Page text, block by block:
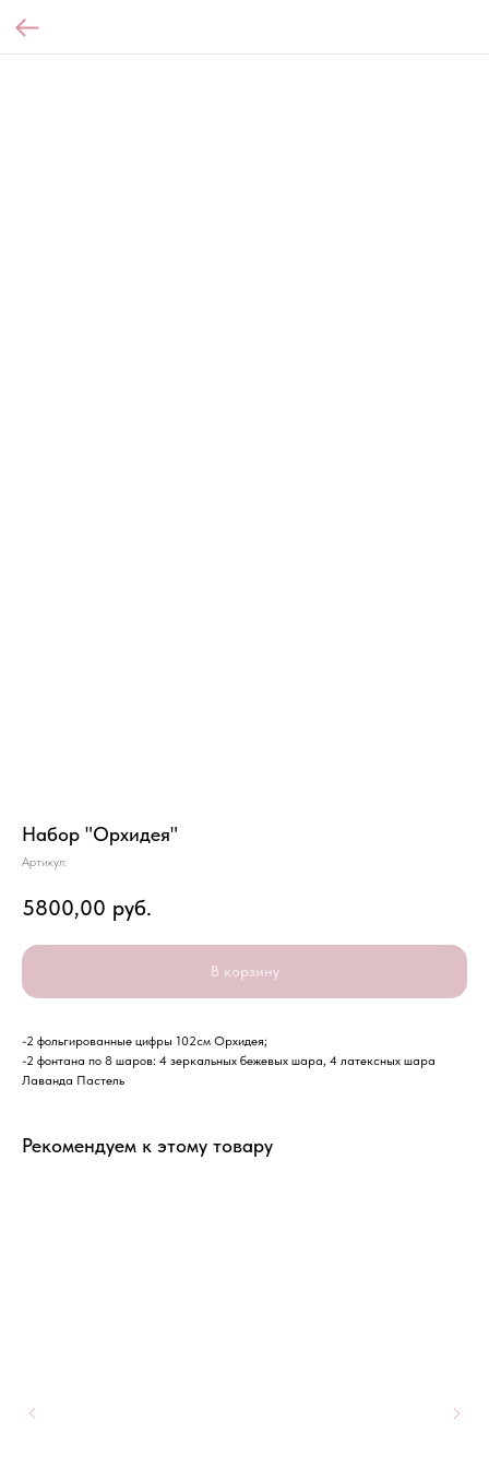
Набор "Орхидея"
Артикул:
5800,00 руб.
В корзину
-2 фольгированные цифры 102см Орхидея;
-2 фонтана по 8 шаров: 4 зеркальных бежевых шара, 4 латексных шара
Лаванда Пастель
Рекомендуем к этому товару